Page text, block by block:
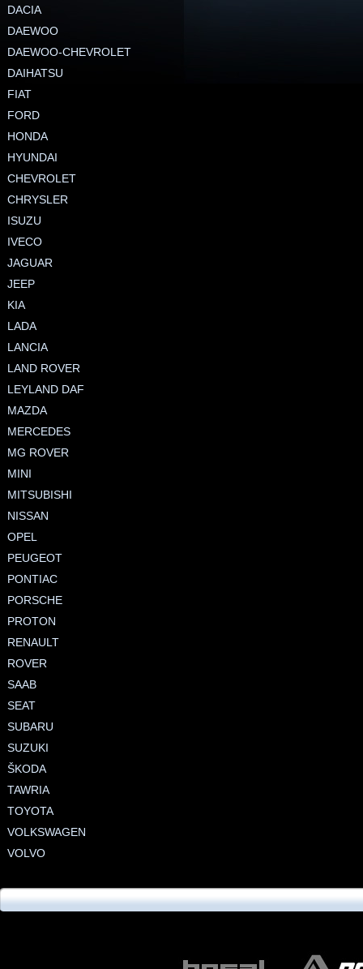
DACIA
DAEWOO
DAEWOO-CHEVROLET
DAIHATSU
FIAT
FORD
HONDA
HYUNDAI
CHEVROLET
CHRYSLER
ISUZU
IVECO
JAGUAR
JEEP
KIA
LADA
LANCIA
LAND ROVER
LEYLAND DAF
MAZDA
MERCEDES
MG ROVER
MINI
MITSUBISHI
NISSAN
OPEL
PEUGEOT
PONTIAC
PORSCHE
PROTON
RENAULT
ROVER
SAAB
SEAT
SUBARU
SUZUKI
ŠKODA
TAWRIA
TOYOTA
VOLKSWAGEN
VOLVO